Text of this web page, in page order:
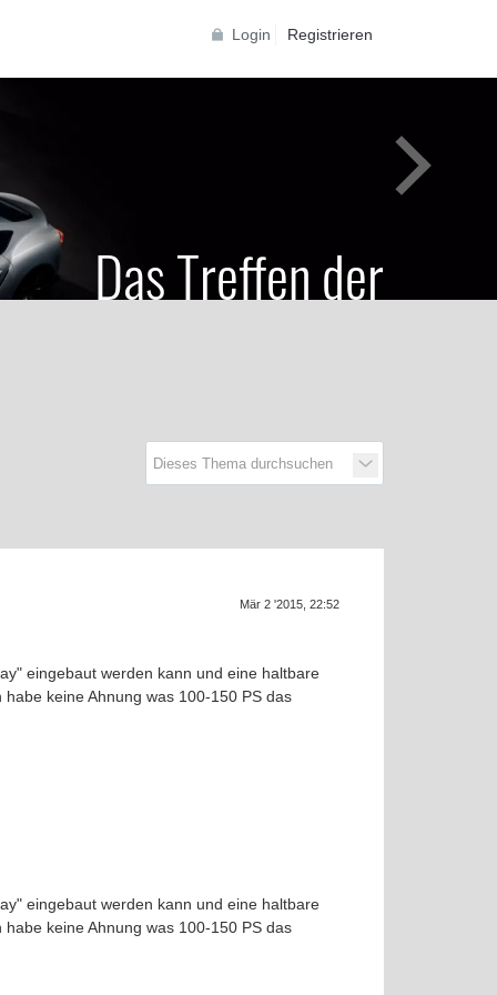
Login Registrieren
Das Treffen der
Mär 2 '2015, 22:52
eingebaut werden kann und eine haltbare
keine Ahnung was 100-150 PS das
eingebaut werden kann und eine haltbare
keine Ahnung was 100-150 PS das